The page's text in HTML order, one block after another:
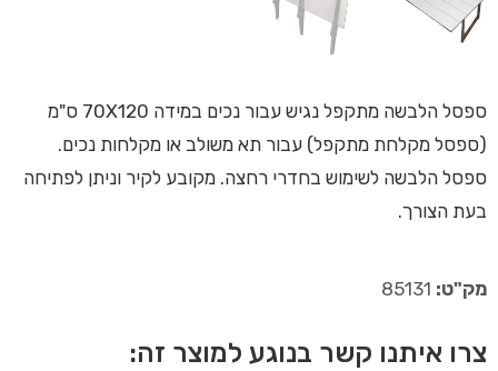
ספסל הלבשה מתקפל נגיש עבור נכים במידה 70X120 ס"מ
(ספסל מקלחת מתקפל) עבור תא משולב או מקלחות נכים.
ספסל הלבשה לשימוש בחדרי רחצה. מקובע לקיר וניתן לפתיחה
בעת הצורך.
מק"ט: 85131
צרו איתנו קשר בנוגע למוצר זה: